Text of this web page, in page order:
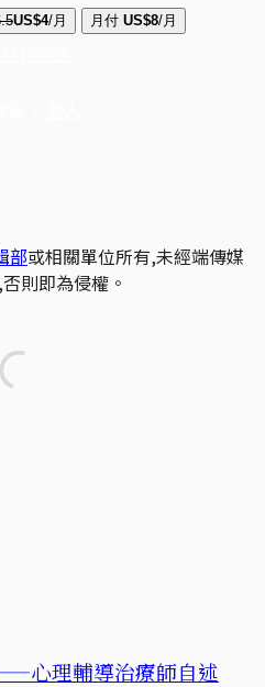
US$4/月 月付 US$8/月
部或相關單位所有,未經端傳媒
則即為侵權。
心理輔導治療師自述